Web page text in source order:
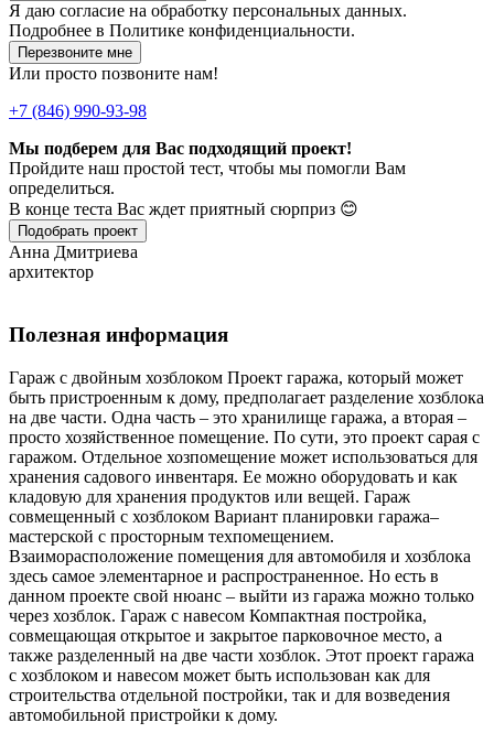
Я даю согласие на обработку персональных данных.
Подробнее в Политике конфиденциальности.
Перезвоните мне
Или просто позвоните нам!
+7 (846) 990-93-98
Мы подберем для Вас подходящий проект!
Пройдите наш простой тест, чтобы мы помогли Вам
определиться.
В конце теста Вас ждет приятный сюрприз 😊
Подобрать проект
Анна Дмитриева
архитектор
Полезная информация
Гараж с двойным хозблоком Проект гаража, который может
быть пристроенным к дому, предполагает разделение хозблока
на две части. Одна часть – это хранилище гаража, а вторая –
просто хозяйственное помещение. По сути, это проект сарая с
гаражом. Отдельное хозпомещение может использоваться для
хранения садового инвентаря. Ее можно оборудовать и как
кладовую для хранения продуктов или вещей. Гараж
совмещенный с хозблоком Вариант планировки гаража–
мастерской с просторным техпомещением.
Взаиморасположение помещения для автомобиля и хозблока
здесь самое элементарное и распространенное. Но есть в
данном проекте свой нюанс – выйти из гаража можно только
через хозблок. Гараж с навесом Компактная постройка,
совмещающая открытое и закрытое парковочное место, а
также разделенный на две части хозблок. Этот проект гаража
с хозблоком и навесом может быть использован как для
строительства отдельной постройки, так и для возведения
автомобильной пристройки к дому.